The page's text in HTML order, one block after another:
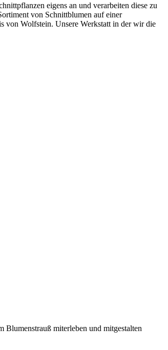
eigens an und verarbeiten diese zu
von Schnittblumen auf einer
von Wolfstein. Unsere Werkstatt in der wir die
miterleben und mitgestalten